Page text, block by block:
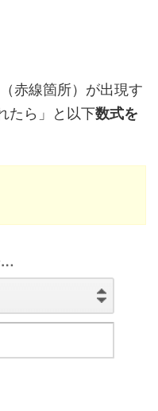
赤線箇所）が出現す
たら」と以下数式を